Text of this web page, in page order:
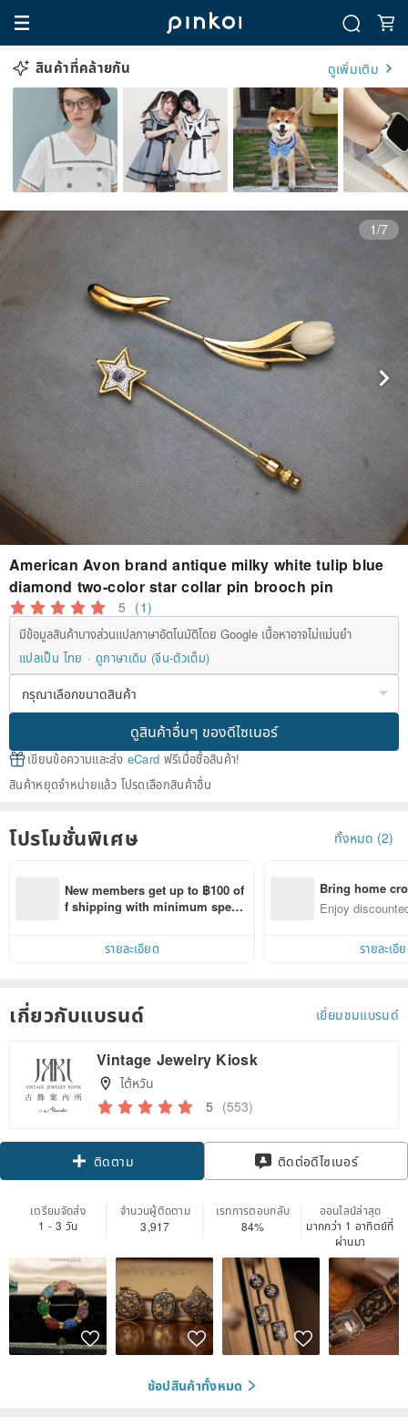
สินค้าที่คล้ายกัน ดูเพิ่มเติม
1/7
American Avon brand antique milky white tulip blue
diamond two-color star collar pin brooch pin
5 (1)
มีข้อมูลสินค้าบางส่วนแปลภาษาอัตโนมัติโดย Google เนื้อหาอาจไม่แม่นยำ
แปลเป็น ไทย
ดูภาษาเดิม (จีน-ตัวเต็ม)
ดูสินค้าอื่นๆ ของดีไซเนอร์
เขียนข้อความและส่ง eCard ฟรีเมื่อซื้อสินค้า!
สินค้าหยุดจำหน่ายแล้ว โปรดเลือกสินค้าอื่น
โปรโมชั่นพิเศษ ทั้งหมด (2)
New members get up to ฿100 of
f shipping with minimum spen
within 7 days!
รายละเอียด
Bring home
n with ease
Enjoy
รายละเอี
เกี่ยวกับแบรนด์ เยี่ยมชมแบรนด์
Vintage Jewelry Kiosk
ไต้หวัน
5 (553)
ติดตาม ติดต่อดีไซเนอร์
เตรียมจัดส่ง
1 - 3 วัน
จำนวนผู้ติดตาม
3,917
เรทการตอบกลับ
84%
ออนไลน์ล่าสุด
มากกว่า 1 อาทิตย์ที่
ผ่านมา
ช้อปสินค้าทั้งหมด